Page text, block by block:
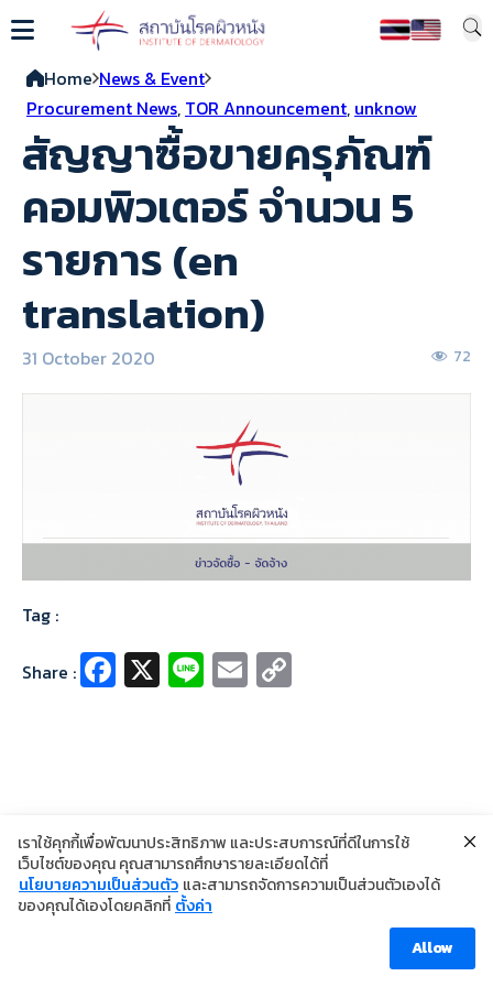
Home News & Event
Procurement News, TOR Announcement, unknow
สัญญาซื้อขายครุภัณฑ์
คอมพิวเตอร์ จำนวน 5
รายการ (en
translation)
31 October 2020 72
Tag :
Share : Fa
ce
k
X Li
n
E
m
n
k
©2024 Copyright Institute of Dermatology Thailand
นโยบายการคุ้มครองข้อมูลส่วนบุคคล
Visitor [ahc_total_visits]
เราใช้คุกกี้เพื่อพัฒนาประสิทธิภาพ และประสบการณ์ที่ดีในการใช้
เว็บไซต์ของคุณ คุณสามารถศึกษารายละเอียดได้ที่
นโยบายความเป็นส่วนตัว และสามารถจัดการความเป็นส่วนตัวเองได้
ของคุณได้เองโดยคลิกที่ ตั้งค่า
Allow